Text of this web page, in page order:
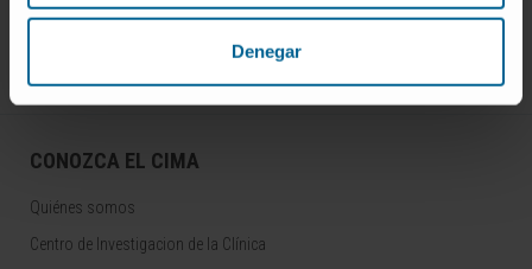
Denegar
CONOZCA EL CIMA
Quiénes somos
Centro de Investigacion de la Clínica